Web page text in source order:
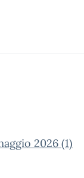
2026 (1)